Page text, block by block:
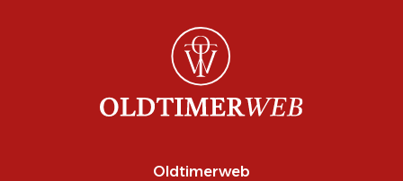
Oldtimerweb